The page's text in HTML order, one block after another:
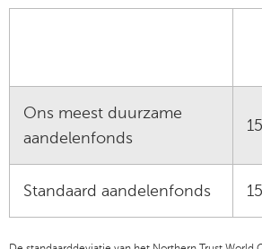
Ons meest duurzame
aandelenfonds
Standaard aandelenfonds